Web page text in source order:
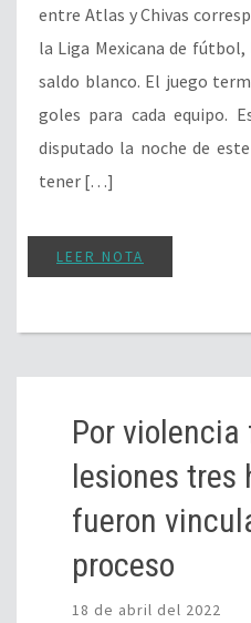
entre Atlas y Chivas
la Liga Mexicana de
saldo blanco. El juego
goles para cada equipo.
disputado la noche de
tener […]
LEER NOTA
Por
lesiones tres
fueron
proceso
18 de abril del 2022